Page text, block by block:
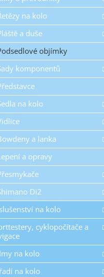
na kolo
a duše
objímky
komponentů
na kolo
a lanka
a opravy
Di2
na kolo
cyklopočítače a
na kolo
na kolo